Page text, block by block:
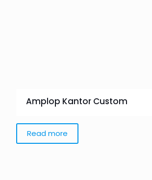
Amplop Kantor Custom
Read more